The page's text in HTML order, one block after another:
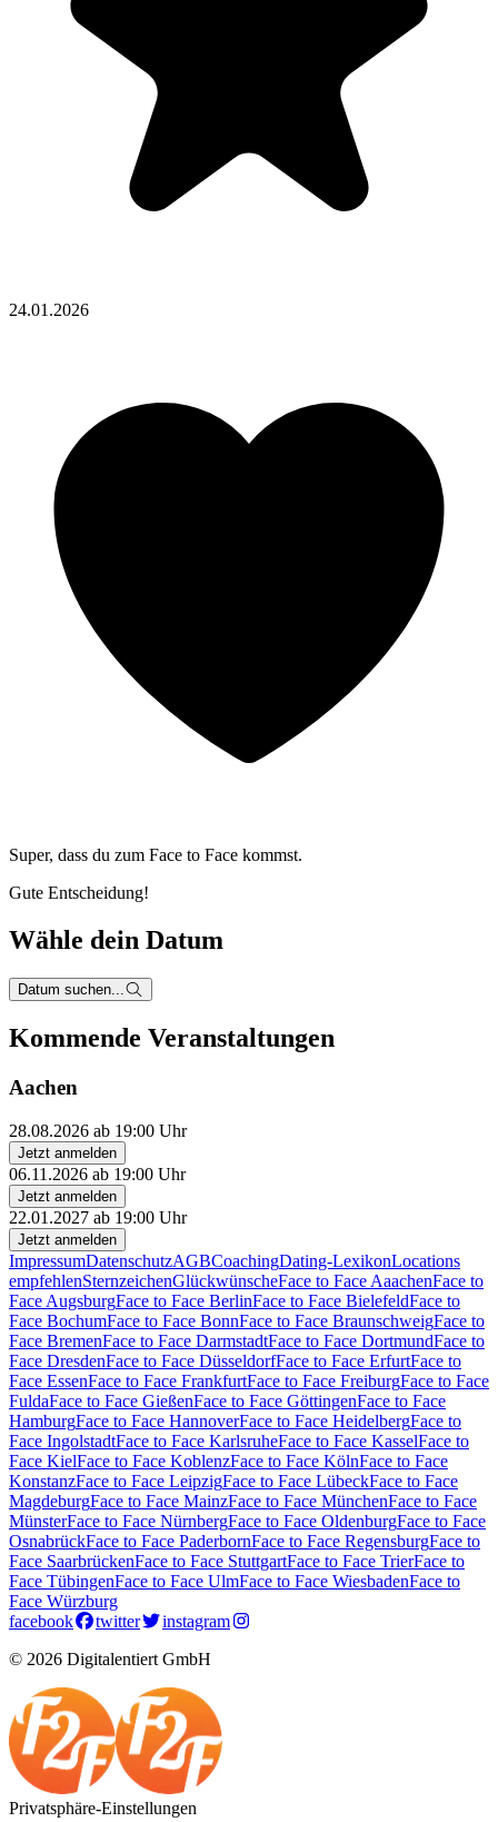
24.01.2026
Super, dass du zum Face to Face kommst.
Gute Entscheidung!
Wähle dein Datum
Datum suchen...
Kommende Veranstaltungen
Aachen
28.08.2026 ab 19:00 Uhr
Jetzt anmelden
06.11.2026 ab 19:00 Uhr
Jetzt anmelden
22.01.2027 ab 19:00 Uhr
Jetzt anmelden
ImpressumDatenschutzAGBCoachingDating-LexikonLocations
empfehlenSternzeichenGlückwünscheFace to Face AaachenFace to
Face AugsburgFace to Face BerlinFace to Face BielefeldFace to
Face BochumFace to Face BonnFace to Face BraunschweigFace to
Face BremenFace to Face DarmstadtFace to Face DortmundFace to
Face DresdenFace to Face DüsseldorfFace to Face ErfurtFace to
Face EssenFace to Face FrankfurtFace to Face FreiburgFace to Face
FuldaFace to Face GießenFace to Face GöttingenFace to Face
HamburgFace to Face HannoverFace to Face HeidelbergFace to
Face IngolstadtFace to Face KarlsruheFace to Face KasselFace to
Face KielFace to Face KoblenzFace to Face KölnFace to Face
KonstanzFace to Face LeipzigFace to Face LübeckFace to Face
MagdeburgFace to Face MainzFace to Face MünchenFace to Face
MünsterFace to Face NürnbergFace to Face OldenburgFace to Face
OsnabrückFace to Face PaderbornFace to Face RegensburgFace to
Face SaarbrückenFace to Face StuttgartFace to Face TrierFace to
Face TübingenFace to Face UlmFace to Face WiesbadenFace to
Face Würzburg
facebook
twitter
instagram
© 2026 Digitalentiert GmbH
Privatsphäre-Einstellungen